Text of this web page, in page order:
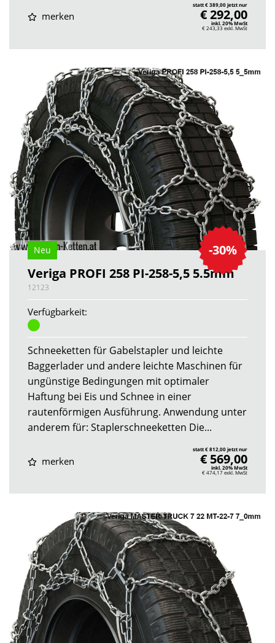
merken
statt € 389,00 jetzt nur
€ 292,00
inkl. 20% MwSt
€ 243,33 exkl. MwSt
-30%
Neu
Veriga PROFI 258 PI-258-5,5 5.5mm
12123
Verfügbarkeit:
Schneeketten für Gabelstapler und leichte
Baggerlader und andere leichte Maschinen für
ungünstige Bedingungen mit optimaler
Haftung bei Eis und Schnee in einer
rautenförmigen Ausführung. Anwendung unter
anderem für: Staplerschneeketten Die...
merken
statt € 812,00 jetzt nur
€ 569,00
inkl. 20% MwSt
€ 474,17exkl. MwSt